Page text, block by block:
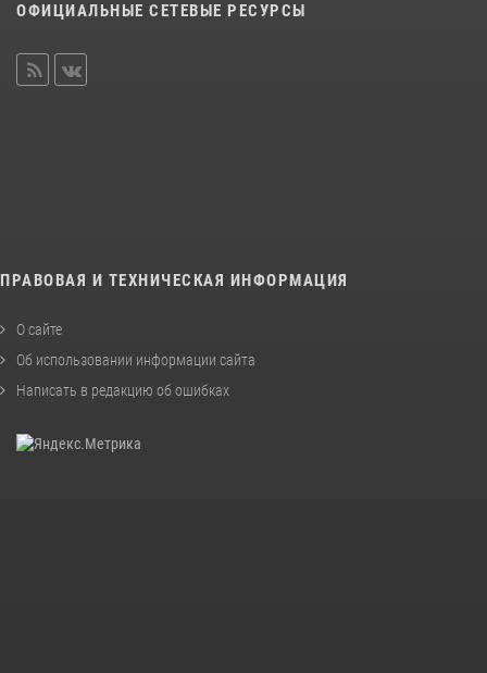
ОФИЦИАЛЬНЫЕ СЕТЕВЫЕ РЕСУРСЫ
ПРАВОВАЯ И ТЕХНИЧЕСКАЯ ИНФОРМАЦИЯ
О сайте
Об использовании информации сайта
Написать в редакцию об ошибках